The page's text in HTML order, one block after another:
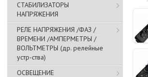
СТАБИЛИЗАТОРЫ
НАПРЯЖЕНИЯ
РЕЛЕ НАПРЯЖЕНИЯ /ФАЗ /
ВРЕМЕНИ /АМПЕРМЕТРЫ /
ВОЛЬТМЕТРЫ (др. релейные
устр-ства)
ОСВЕЩЕНИЕ